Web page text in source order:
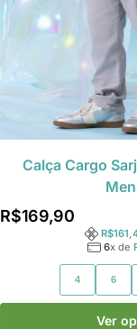
Calça Cargo
R$169,90
R$
6x de
4 6
Ver